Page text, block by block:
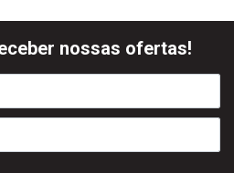
nossas ofertas!